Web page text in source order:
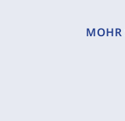
MOHR